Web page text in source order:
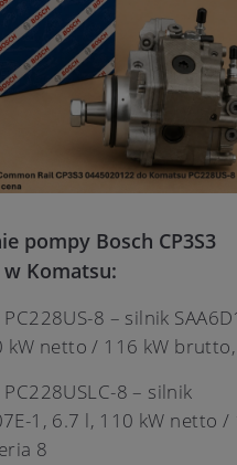
pompy Bosch CP3S3
w Komatsu:
8 – silnik
kW netto / 116 kW
8 – silnik
1, 6.7 l, 110 kW netto /
8